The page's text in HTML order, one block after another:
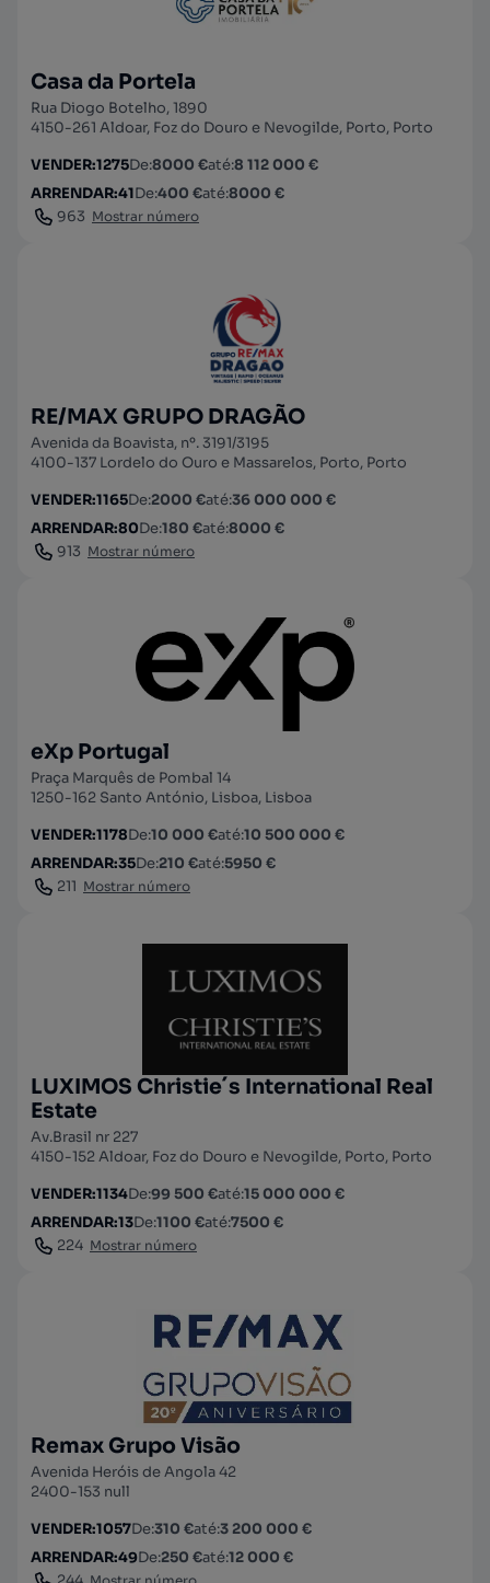
Casa da Portela
Rua Diogo Botelho, 1890
4150-261 Aldoar, Foz do Douro e Nevogilde, Porto, Porto
VENDER:1275De:8000 €até:8 112 000 €
ARRENDAR:41De:400 €até:8000 €
963 Mostrar número
RE/MAX GRUPO DRAGÃO
Avenida da Boavista, nº. 3191/3195
4100-137 Lordelo do Ouro e Massarelos, Porto, Porto
VENDER:1165De:2000 €até:36 000 000 €
ARRENDAR:80De:180 €até:8000 €
913 Mostrar número
eXp Portugal
Praça Marquês de Pombal 14
1250-162 Santo António, Lisboa, Lisboa
VENDER:1178De:10 000 €até:10 500 000 €
ARRENDAR:35De:210 €até:5950 €
211 Mostrar número
LUXIMOS Christie´s International Real
Estate
Av.Brasil nr 227
4150-152 Aldoar, Foz do Douro e Nevogilde, Porto, Porto
VENDER:1134De:99 500 €até:15 000 000 €
ARRENDAR:13De:1100 €até:7500 €
224 Mostrar número
Remax Grupo Visão
Avenida Heróis de Angola 42
2400-153 null
VENDER:1057De:310 €até:3 200 000 €
ARRENDAR:49De:250 €até:12 000 €